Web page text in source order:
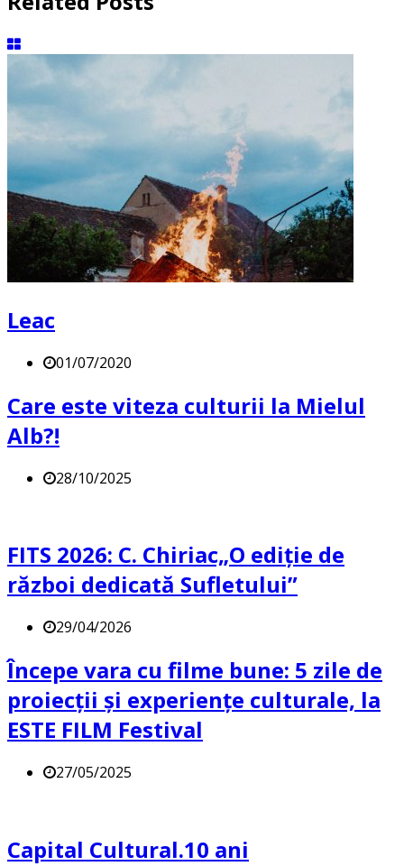
Leac
01/07/2020
Care este viteza culturii la Mielul
Alb?!
28/10/2025
FITS 2026: C. Chiriac„O ediție de
război dedicată Sufletului”
29/04/2026
Începe vara cu filme bune: 5 zile de
proiecții și experiențe culturale, la
ESTE FILM Festival
27/05/2025
Capital Cultural.10 ani